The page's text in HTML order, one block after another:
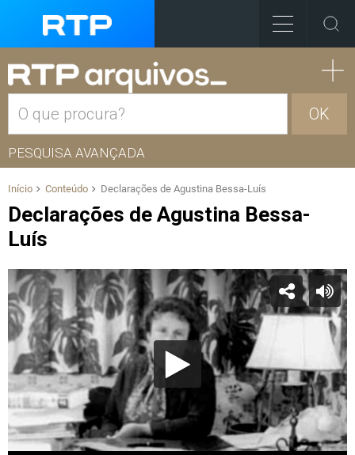
OK
PESQUISA AVANÇADA
Início Conteúdo Declarações de Agustina Bessa-Luís
Declarações de Agustina Bessa-
Luís